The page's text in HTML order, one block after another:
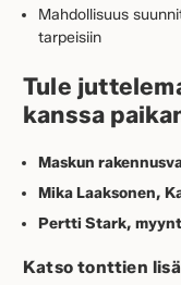
Mahdollisuus
tarpeisiin
Tule
kanssa
Maskun
Mika Laaksonen,
Pertti Stark,
Katso tonttien